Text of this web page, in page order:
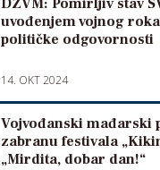
DZVM: Pomirljiv stav
uvođenjem vojnog
političke odgovornosti
14. OKT 2024
Vojvođanski mađarski
zabranu festivala
„Mirdita, dobar dan!“